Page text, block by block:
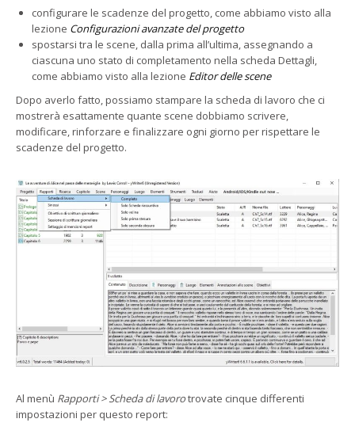
configurare le scadenze del progetto, come abbiamo visto alla
lezione Configurazioni avanzate del progetto
spostarsi tra le scene, dalla prima all’ultima, assegnando a
ciascuna uno stato di completamento nella scheda Dettagli,
come abbiamo visto alla lezione Editor delle scene
Dopo averlo fatto, possiamo stampare la scheda di lavoro che ci
mostrerà esattamente quante scene dobbiamo scrivere,
modificare, rinforzare e finalizzare ogni giorno per rispettare le
scadenze del progetto.
Al menù Rapporti > Scheda di lavorotrovate cinque differenti
impostazioni per questo report: